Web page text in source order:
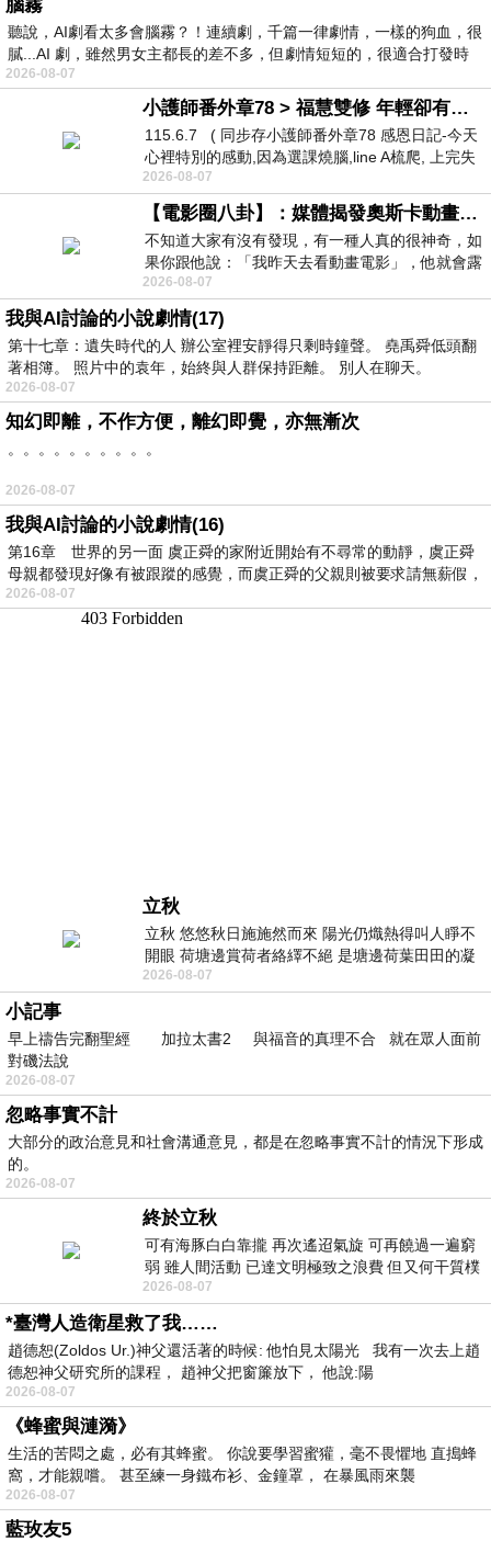
腦霧
聽說，AI劇看太多會腦霧？！連續劇，千篇一律劇情，一樣的狗血，很
膩...AI 劇，雖然男女主都長的差不多，但劇情短短的，很適合打發時
2026-08-07
小護師番外章78 > 福慧雙修 年輕卻有個老靈魂 ㄑ金剛經〉podcast
115.6.7 ( 同步存小護師番外章78 感恩日記-今天
心裡特別的感動,因為選課燒腦,line A梳爬, 上完失
智課的她,特來傾
2026-08-07
【電影圈八卦】：媒體揭發奧斯卡動畫項目投票醜聞！好萊塢為什麼看不起動畫電影？
不知道大家有沒有發現，有一種人真的很神奇，如
果你跟他說：「我昨天去看動畫電影」，他就會露
出一種慈祥的微笑，然後問你是不是陪小
2026-08-07
我與AI討論的小說劇情(17)
第十七章：遺失時代的人 辦公室裡安靜得只剩時鐘聲。 堯禹舜低頭翻
著相簿。 照片中的袁年，始終與人群保持距離。 別人在聊天。
2026-08-07
知幻即離，不作方便，離幻即覺，亦無漸次
。。。。。。。。。。
2026-08-07
我與AI討論的小說劇情(16)
第16章 世界的另一面 虞正舜的家附近開始有不尋常的動靜，虞正舜
母親都發現好像有被跟蹤的感覺，而虞正舜的父親則被要求請無薪假，
2026-08-07
立秋
立秋 悠悠秋日施施然而來 陽光仍熾熱得叫人睜不
開眼 荷塘邊賞荷者絡繹不絕 是塘邊荷葉田田的凝
望 風中飄逸的是映日荷花別樣紅
2026-08-07
小記事
早上禱告完翻聖經 加拉太書2 與福音的真理不合 就在眾人面前
對磯法說
2026-08-07
忽略事實不計
大部分的政治意見和社會溝通意見，都是在忽略事實不計的情況下形成
的。
2026-08-07
終於立秋
可有海豚白白靠攏 再次遙迢氣旋 可再饒過一遍窮
弱 雖人間活動 已達文明極致之浪費 但又何干質樸
者 只能白白陪葬
2026-08-07
*臺灣人造衛星救了我……
趙德恕(Zoldos Ur.)神父還活著的時候: 他怕見太陽光 我有一次去上趙
德恕神父研究所的課程， 趙神父把窗簾放下， 他說:陽
2026-08-07
《蜂蜜與漣漪》
生活的苦悶之處，必有其蜂蜜。 你說要學習蜜獾，毫不畏懼地 直搗蜂
窩，才能親嚐。 甚至練一身鐵布衫、金鐘罩， 在暴風雨來襲
2026-08-07
藍玫友5